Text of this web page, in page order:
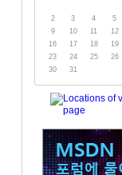
2
3 4 5
9
10 11 12
16
17 18 19
23
24 25 26
30
31